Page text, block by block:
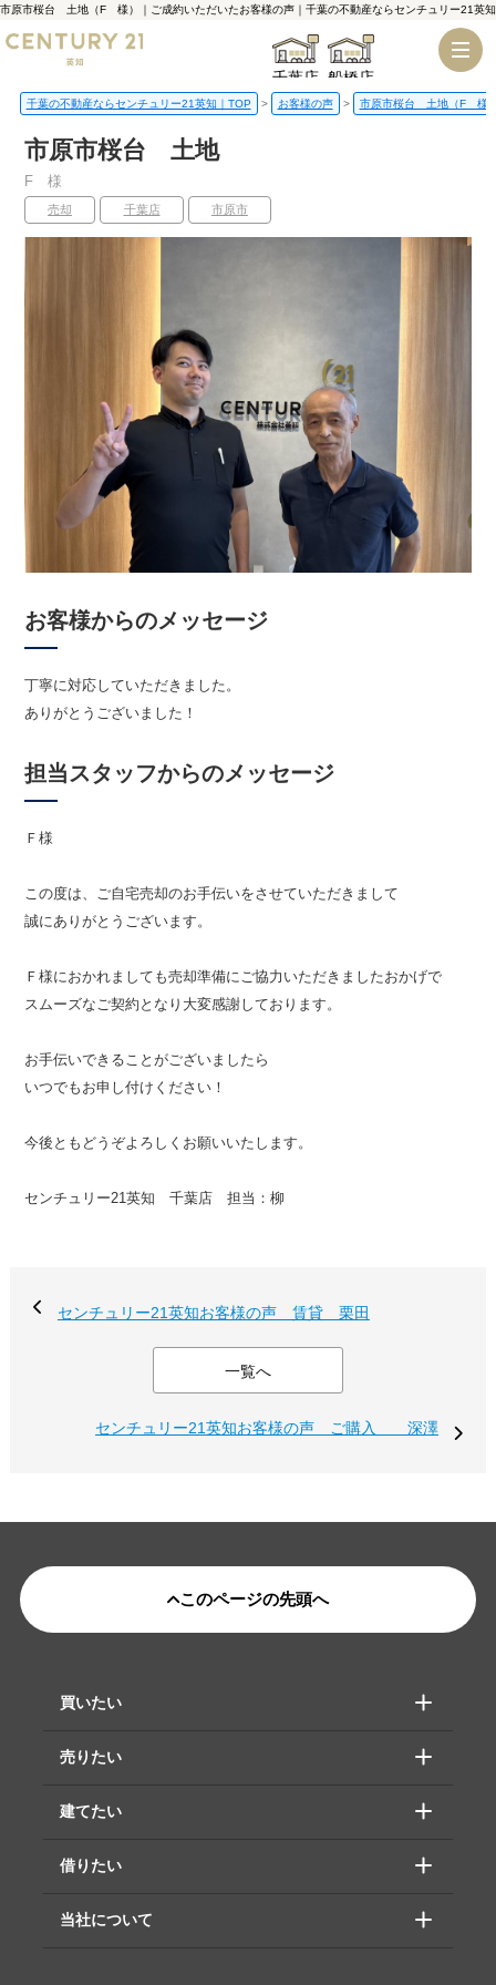
市原市桜台 土地（F 様）｜ご成約いただいたお客様の声｜千葉の不動産ならセンチュリー21英知
千葉店 船橋店
千葉の不動産ならセンチュリー21英知｜TOP お客様の声 市原市桜台 土地（F 様
市原市桜台 土地
F 様
売却 千葉店 市原市
お客様からのメッセージ
丁寧に対応していただきました。
ありがとうございました！
担当スタッフからのメッセージ
Ｆ様
この度は、ご自宅売却のお手伝いをさせていただきまして
誠にありがとうございます。
Ｆ様におかれましても売却準備にご協力いただきましたおかげで
スムーズなご契約となり大変感謝しております。
お手伝いできることがございましたら
いつでもお申し付けください！
今後ともどうぞよろしくお願いいたします。
センチュリー21英知 千葉店 担当：柳
センチュリー21英知お客様の声 賃貸 栗田
一覧へ
センチュリー21英知お客様の声 ご購入 深澤
このページの先頭へ
買いたい
売りたい
建てたい
借りたい
当社について